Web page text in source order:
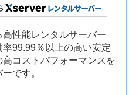
性能レンタルサーバー
率99.99％以上の高い安定
コストパフォーマンスを
です。